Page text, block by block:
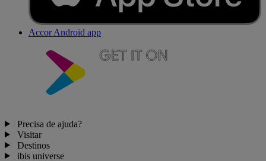
Accor Android app
Precisa de ajuda?
Visitar
Destinos
ibis universe